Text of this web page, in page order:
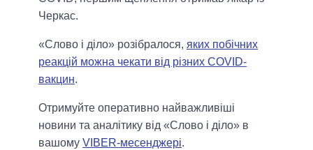
Черкас.
«Слово і діло» розібралося, яких побічних
реакцій можна чекати від різних COVID-
вакцин.
Отримуйте оперативно найважливіші
новини та аналітику від «Слово і діло» в
вашому VIBER-месенджері.